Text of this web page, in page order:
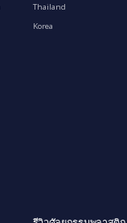
Thailand
Korea